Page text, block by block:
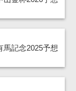
馬記念2025予想